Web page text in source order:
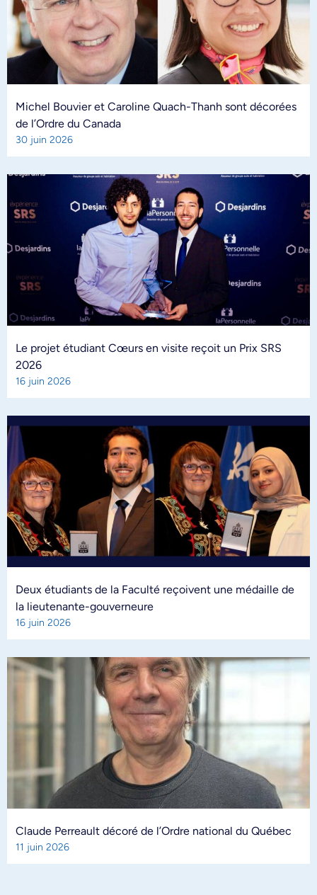
Michel Bouvier et Caroline Quach-Thanh sont décorées
de l’Ordre du Canada
30 juin 2026
Le projet étudiant Cœurs en visite reçoit un Prix SRS
2026
16 juin 2026
Deux étudiants de la Faculté reçoivent une médaille de
la lieutenante-gouverneure
16 juin 2026
Claude Perreault décoré de l’Ordre national du Québec
11 juin 2026